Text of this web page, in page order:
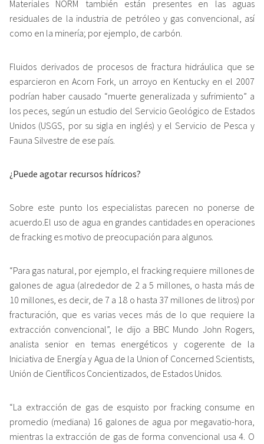
Materiales NORM también están presentes en las aguas
residuales de la industria de petróleo y gas convencional, así
como en la minería; por ejemplo, de carbón.
Fluidos derivados de procesos de fractura hidráulica que se
esparcieron en Acorn Fork, un arroyo en Kentucky en el 2007
podrían haber causado “muerte generalizada y sufrimiento” a
los peces, según un estudio del Servicio Geológico de Estados
Unidos (USGS, por su sigla en inglés) y el Servicio de Pesca y
Fauna Silvestre de ese país.
¿Puede agotar recursos hídricos?
Sobre este punto los especialistas parecen no ponerse de
acuerdo.El uso de agua en grandes cantidades en operaciones
de fracking es motivo de preocupación para algunos.
“Para gas natural, por ejemplo, el fracking requiere millones de
galones de agua (alrededor de 2 a 5 millones, o hasta más de
10 millones, es decir, de 7 a 18 o hasta 37 millones de litros) por
fracturación, que es varias veces más de lo que requiere la
extracción convencional”, le dijo a BBC Mundo John Rogers,
analista senior en temas energéticos y cogerente de la
Iniciativa de Energía y Agua de la Union of Concerned Scientists,
Unión de Científicos Concientizados, de Estados Unidos.
“La extracción de gas de esquisto por fracking consume en
promedio (mediana) 16 galones de agua por megavatio-hora,
mientras la extracción de gas de forma convencional usa 4. O